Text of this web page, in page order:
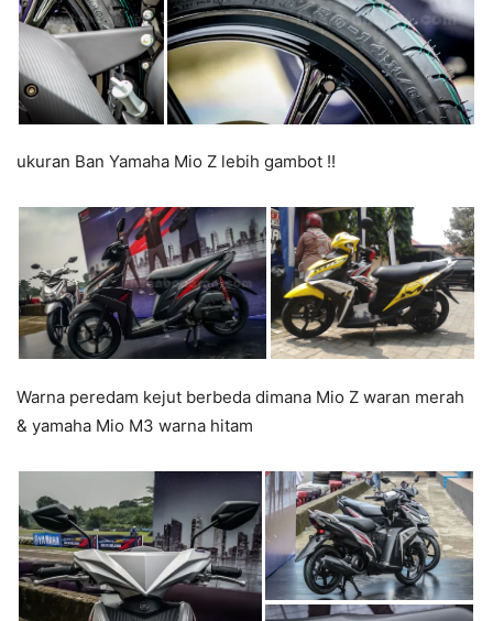
ukuran Ban Yamaha Mio Z lebih gambot !!
Warna peredam kejut berbeda dimana Mio Z waran merah
& yamaha Mio M3 warna hitam